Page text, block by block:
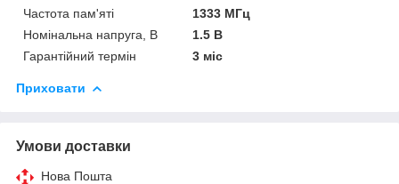
Частота пам'яті
1333 МГц
Номінальна напруга, В
1.5 В
Гарантійний термін
3 міс
Приховати
Умови доставки
Нова Пошта